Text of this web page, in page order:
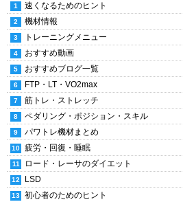
速くなるためのヒント
機材情報
トレーニングメニュー
おすすめ動画
おすすめブログ一覧
FTP・LT・VO2max
筋トレ・ストレッチ
ペダリング・ポジション・スキル
パワトレ機材まとめ
疲労・回復・睡眠
ロード・レーサのダイエット
LSD
初心者のためのヒント